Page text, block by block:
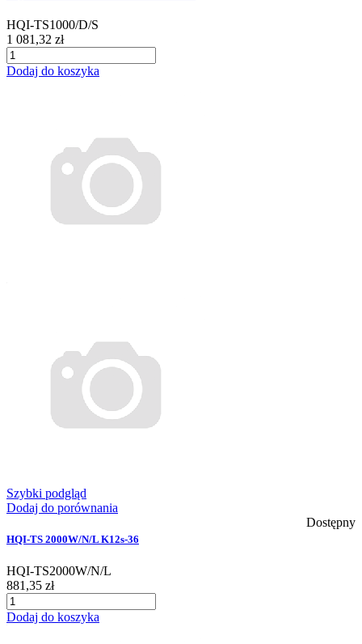
HQI-TS1000/D/S
1 081,32 zł
Dodaj do koszyka
Szybki podgląd
Dodaj do porównania
Dostępny
HQI-TS 2000W/N/L K12s-36
HQI-TS2000W/N/L
881,35 zł
Dodaj do koszyka